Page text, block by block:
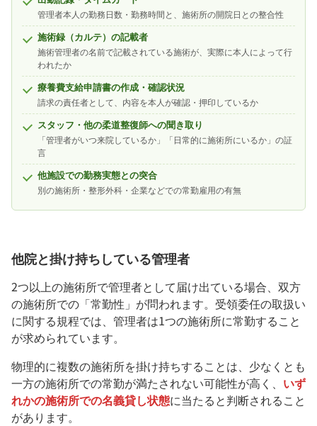
管理者本人の勤務日数・勤務時間と、施術所の開院日との整合性
施術録（カルテ）の記載者
施術管理者の名前で記載されている施術が、実際に本人によって行
われたか
療養費支給申請書の作成・確認状況
請求の責任者として、内容を本人が確認・押印しているか
スタッフ・他の柔道整復師への聞き取り
「管理者がいつ来院しているか」「日常的に施術所にいるか」の証
言
他施設での勤務実態との突合
別の施術所・整形外科・企業などでの常勤雇用の有無
他院と掛け持ちしている管理者
2つ以上の施術所で管理者として届け出ている場合、双方
の施術所での「常勤性」が問われます。受領委任の取扱い
に関する規程では、管理者は1つの施術所に常勤すること
が求められています。
物理的に複数の施術所を掛け持ちすることは、少なくとも
一方の施術所での常勤が満たされない可能性が高く、 いず
れかの施術所での名義貸し状態に当たると判断されること
があります。